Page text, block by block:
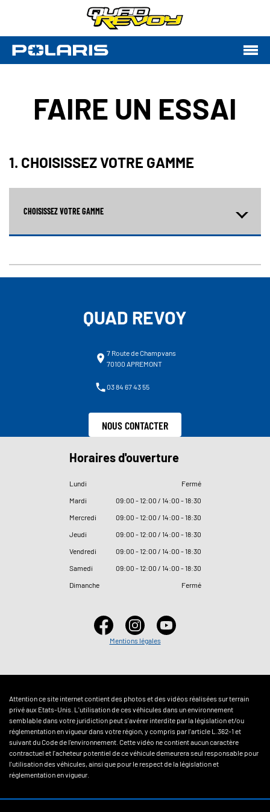
FAIRE UN ESSAI
1. CHOISISSEZ VOTRE GAMME
CHOISISSEZ VOTRE GAMME
QUAD REVOY
7 Route de Champvans
70100 APREMONT
03 84 67 43 55
NOUS CONTACTER
Horaires d'ouverture
Lundi
Fermé
Mardi
09:00 - 12:00 / 14:00 - 18:30
Mercredi
09:00 - 12:00 / 14:00 - 18:30
Jeudi
09:00 - 12:00 / 14:00 - 18:30
Vendredi
09:00 - 12:00 / 14:00 - 18:30
Samedi
09:00 - 12:00 / 14:00 - 18:30
Dimanche
Fermé
Mentions légales
Attention ce site internet contient des photos et des vidéos réalisées sur terrain
privé aux Etats-Unis. L'utilisation de ces véhicules dans un environnement
semblable dans votre juridiction peut s'avérer interdite par la législation et/ou
réglementation en vigueur dans votre région, y compris par l'article L.362-1 et
suivant du Code de l'environnement. Cette vidéo ne contient aucun caractère
contractuel et l'acheteur potentiel de ce véhicule demeurera seul responsable pour
l'utilisation des véhicules, ainsi que pour le respect de la législation et
réglementation en vigueur.